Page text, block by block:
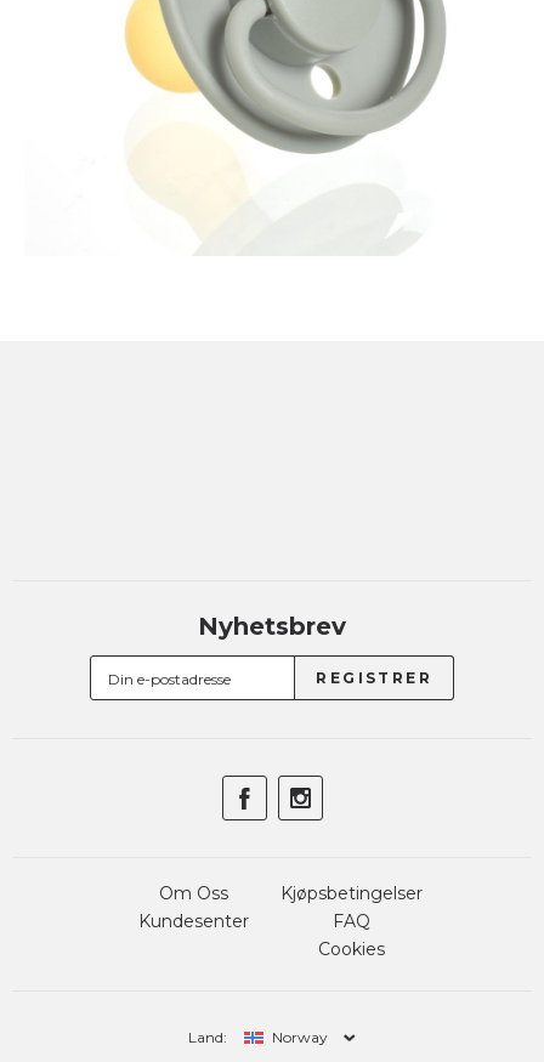
Nyhetsbrev
Om Oss
Kundesenter
Kjøpsbetingelser
FAQ
Cookies
Land: Norway